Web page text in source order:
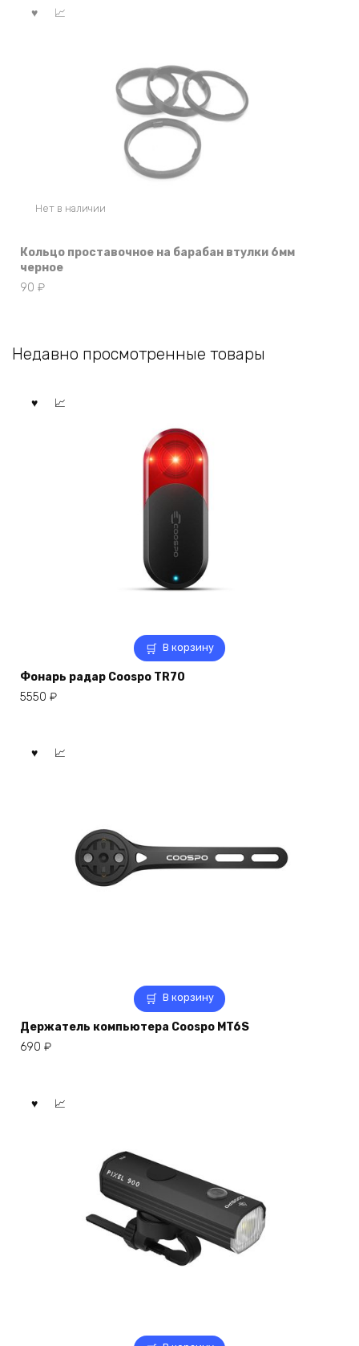
Нет в наличии
Кольцо проставочное на барабан втулки 6мм
черное
90 ₽
Недавно просмотренные товары
В корзину
Фонарь радар Coospo TR70
5550 ₽
В корзину
Держатель компьютера Coospo MT6S
690 ₽